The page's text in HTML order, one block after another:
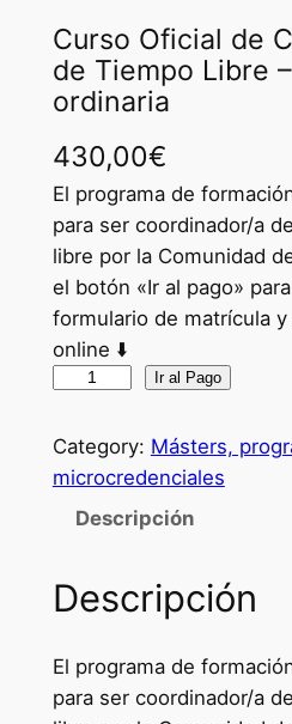
Curso Oficial de
de Tiempo Libre
ordinaria
430,00€
El programa de
para ser coordinador/a
libre por la Comunidad
el botón «Ir al pago»
formulario de matrícula
online ⬇️
r
s
i
a
Ir al Pago
Category: Másters,
microcredenciales
Descripción
Descripción
El programa de
para ser coordinador/a